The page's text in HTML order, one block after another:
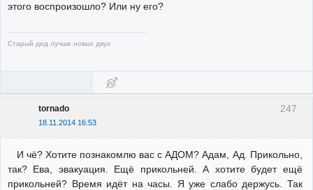
этого воспроизошло? Или ну его?
Старый дед лучше новых двух
247
tornado
18.11.2014 16:53
И чё? Хотите познакомлю вас с АДОМ? Адам, Ад. Прикольно,
так? Ева, эвакуация. Ещё прикольней. А хотите будет ещё
прикольней? Время идёт на часы. Я уже слабо держусь. Так